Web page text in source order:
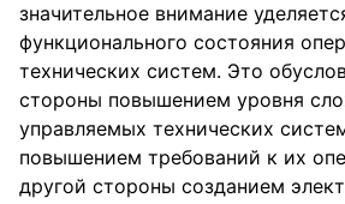
значительное внимание
функционального состояния
технических систем. Это
стороны повышением уровня
управляемых технических
повышением требований к их
другой стороны созданием